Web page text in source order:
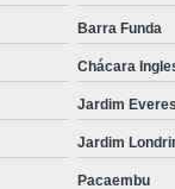
Barra Funda
Chácara
Jardim
Jardim
Pacaembu